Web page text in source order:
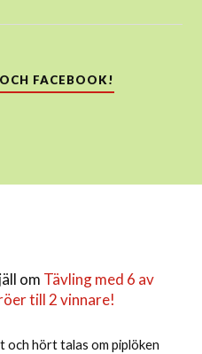
FACEBOOK!
om Tävling med 6 av
till 2 vinnare!
och hört talas om piplöken